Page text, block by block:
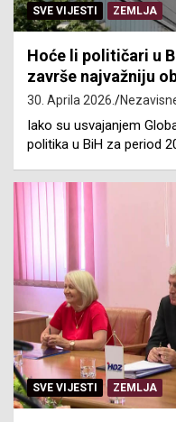
SVE VIJESTI ZEMLJA
Hoće li političari u
završe najvažniju
30. Aprila 2026.
Iako su usvajanjem
politika u BiH za period
SVE VIJESTI ZEMLJA